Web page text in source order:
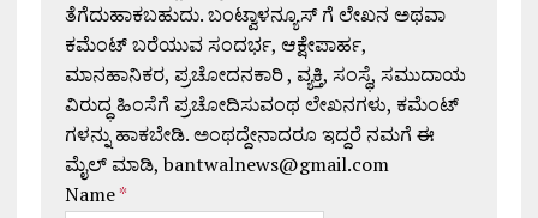
ತೆಗೆದುಹಾಕಬಹುದು. ಬಂಟ್ವಾಳನ್ಯೂಸ್ ಗೆ ಲೇಖನ ಅಥವಾ
ಕಮೆಂಟ್ ಬರೆಯುವ ಸಂದರ್ಭ, ಆಕ್ಷೇಪಾರ್ಹ,
ಮಾನಹಾನಿಕರ, ಪ್ರಚೋದನಕಾರಿ , ವ್ಯಕ್ತಿ, ಸಂಸ್ಥೆ, ಸಮುದಾಯ
ವಿರುದ್ಧ ಹಿಂಸೆಗೆ ಪ್ರಚೋದಿಸುವಂಥ ಲೇಖನಗಳು, ಕಮೆಂಟ್
ಗಳನ್ನು ಹಾಕಬೇಡಿ. ಅಂಥದ್ದೇನಾದರೂ ಇದ್ದರೆ ನಮಗೆ ಈ
ಮೈಲ್ ಮಾಡಿ, bantwalnews@gmail.com
Name*